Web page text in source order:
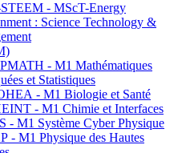
- MScT-Energy
: Science Technology &
- M1 Mathématiques
et Statistiques
- M1 Biologie et Santé
- M1 Chimie et Interfaces
- M1 Système Cyber Physique
- M1 Physique des Hautes